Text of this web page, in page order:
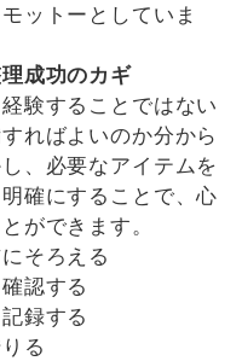
ットーとしていま
成功のカギ
験することではない
ればよいのか分から
、必要なアイテムを
確にすることで、心
ができます。
そろえる
認する
録する
る